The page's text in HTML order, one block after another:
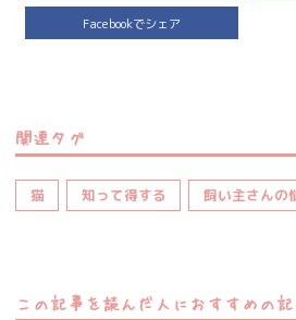
Facebookでシェア
関連タグ
猫 知って得する 飼い主さんの
この記事を読んだ人におすすめの記